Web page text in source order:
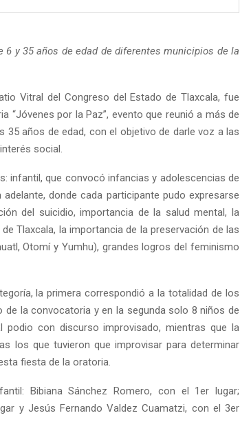
6 y 35 años de edad de diferentes municipios de la
Vitral del Congreso del Estado de Tlaxcala, fue
“Jóvenes por la Paz”, evento que reunió a más de
35 años de edad, con el objetivo de darle voz a las
social.
infantil, que convocó infancias y adolescencias de
donde cada participante pudo expresarse
del suicidio, importancia de la salud mental, la
Tlaxcala, la importancia de la preservación de las
Otomí y Yumhu), grandes logros del feminismo
la primera correspondió a la totalidad de los
la convocatoria y en la segunda solo 8 niños de
con discurso improvisado, mientras que la
los que tuvieron que improvisar para determinar
fiesta de la oratoria.
Bibiana Sánchez Romero, con el 1er lugar;
y Jesús Fernando Valdez Cuamatzi, con el 3er